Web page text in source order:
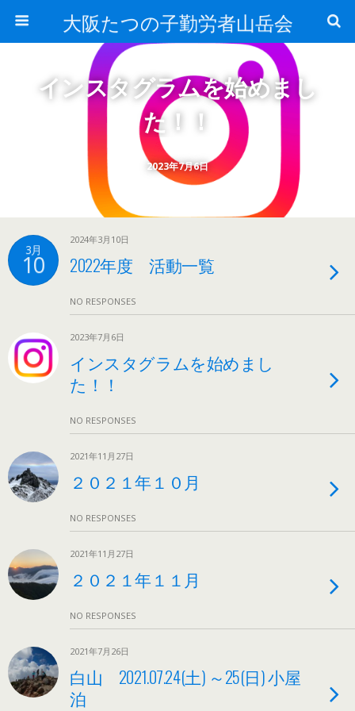
大阪たつの子勤労者山岳会
2023年7月6日
インスタグラムを始めまし
た！！
3月
10
2024年3月10日
2022年度 活動一覧
NO RESPONSES
2023年7月6日
インスタグラムを始めまし
た！！
NO RESPONSES
2021年11月27日
２０２１年１０月
NO RESPONSES
2021年11月27日
２０２１年１１月
NO RESPONSES
2021年7月26日
白山 2021.07.24(土) ～25(日) 小屋
泊